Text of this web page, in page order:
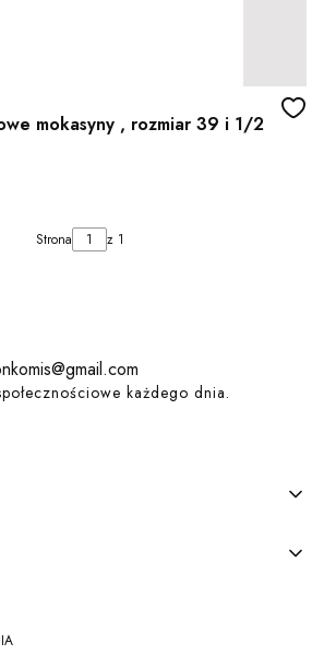
mokasyny , rozmiar 39 i 1/2
Strona z 1
każdego dnia.